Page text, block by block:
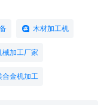
木材加工机
械加工厂家
合金机加工